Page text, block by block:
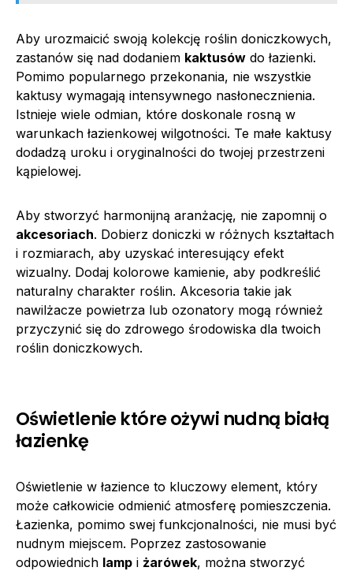
Aby urozmaicić swoją kolekcję roślin doniczkowych,
zastanów się nad dodaniem kaktusów do łazienki.
Pomimo popularnego przekonania, nie wszystkie
kaktusy wymagają intensywnego nasłonecznienia.
Istnieje wiele odmian, które doskonale rosną w
warunkach łazienkowej wilgotności. Te małe kaktusy
dodadzą uroku i oryginalności do twojej przestrzeni
kąpielowej.
Aby stworzyć harmonijną aranżację, nie zapomnij o
akcesoriach. Dobierz doniczki w różnych kształtach
i rozmiarach, aby uzyskać interesujący efekt
wizualny. Dodaj kolorowe kamienie, aby podkreślić
naturalny charakter roślin. Akcesoria takie jak
nawilżacze powietrza lub ozonatory mogą również
przyczynić się do zdrowego środowiska dla twoich
roślin doniczkowych.
Oświetlenie które ożywi nudną białą
łazienkę
Oświetlenie w łazience to kluczowy element, który
może całkowicie odmienić atmosferę pomieszczenia.
Łazienka, pomimo swej funkcjonalności, nie musi być
nudnym miejscem. Poprzez zastosowanie
odpowiednich lamp i żarówek, można stworzyć